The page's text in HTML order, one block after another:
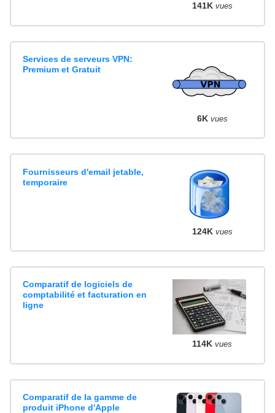
141K vues
Services de serveurs VPN:
Premium et Gratuit
6K vues
Fournisseurs d'email jetable,
temporaire
124K vues
Comparatif de logiciels de
comptabilité et facturation en
ligne
114K vues
Comparatif de la gamme de
produit iPhone d'Apple